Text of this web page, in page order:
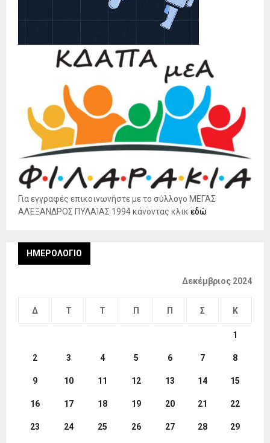
Για εγγραφές επικοινωνήστε με το σύλλογο ΜΕΓΑΣ
ΑΛΈΞΑΝΔΡΟΣ ΠΥΛΑΊΑΣ 1994 κάνοντας κλικ εδώ
ΗΜΕΡΟΛΌΓΙΟ
Δεκέμβριος 2024
Δ Τ Τ Π Π Σ Κ
1
2 3 4 5 6 7 8
9 10 11 12 13 14 15
16 17 18 19 20 21 22
23 24 25 26 27 28 29